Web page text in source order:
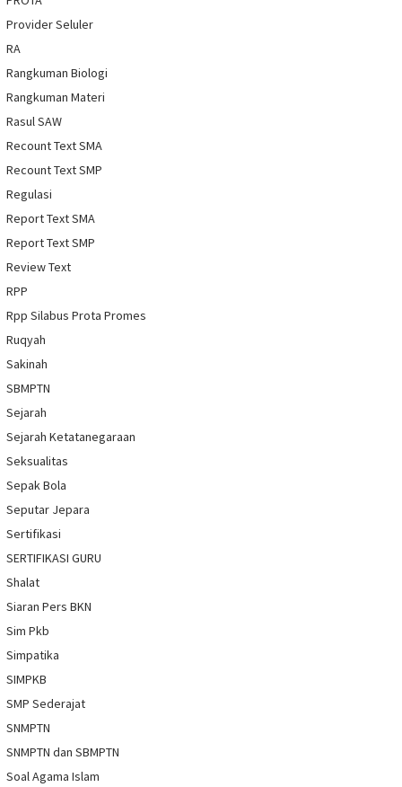
Provider Seluler
RA
Rangkuman Biologi
Rangkuman Materi
Rasul SAW
Recount Text SMA
Recount Text SMP
Regulasi
Report Text SMA
Report Text SMP
Review Text
RPP
Rpp Silabus Prota Promes
Ruqyah
Sakinah
SBMPTN
Sejarah
Sejarah Ketatanegaraan
Seksualitas
Sepak Bola
Seputar Jepara
Sertifikasi
SERTIFIKASI GURU
Shalat
Siaran Pers BKN
Sim Pkb
Simpatika
SIMPKB
SMP Sederajat
SNMPTN
SNMPTN dan SBMPTN
Soal Agama Islam